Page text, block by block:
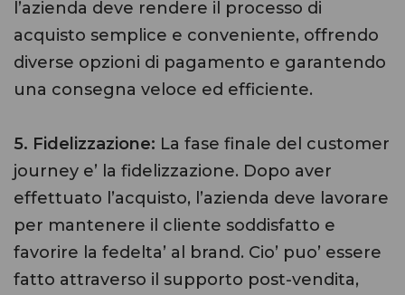
l’azienda deve rendere il processo di
acquisto semplice e conveniente, offrendo
diverse opzioni di pagamento e garantendo
una consegna veloce ed efficiente.
5. Fidelizzazione: La fase finale del customer
journey e’ la fidelizzazione. Dopo aver
effettuato l’acquisto, l’azienda deve lavorare
per mantenere il cliente soddisfatto e
favorire la fedelta’ al brand. Cio’ puo’ essere
fatto attraverso il supporto post-vendita,